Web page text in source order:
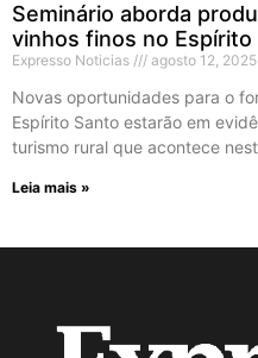
Seminário aborda
vinhos finos no Espírito
Expresso Noticias agosto 12, 2025
Novas oportunidades para o
Espírito Santo estarão em
turismo rural que acontece
Leia mais »